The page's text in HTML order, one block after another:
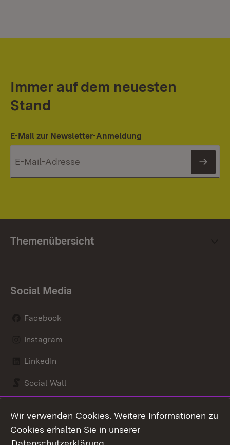
Immer auf dem neuesten
Stand
E-Mail zur Newsletter-Anmeldung
Themenübersicht
Social Media
Facebook
Instagram
LinkedIn
Social Wall
Wir verwenden Cookies. Weitere Informationen zu
Cookies erhalten Sie in unserer